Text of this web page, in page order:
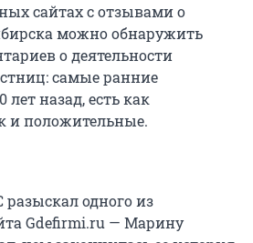
сайтах с отзывами о
можно обнаружить
о деятельности
самые ранние
назад, есть как
и положительные.
одного из
Gdefirmi.ru — Марину